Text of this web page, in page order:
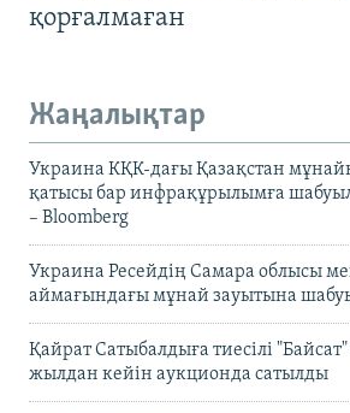
қорғалмаған
Жаңалықтар
Украина КҚК-дағы Қазақстан
қатысы бар инфрақұрылымға
– Bloomberg
Украина Ресейдің Самара облысы
аймағындағы мұнай зауытына
Қайрат Сатыбалдыға тиесілі
жылдан кейін аукционда сатылды